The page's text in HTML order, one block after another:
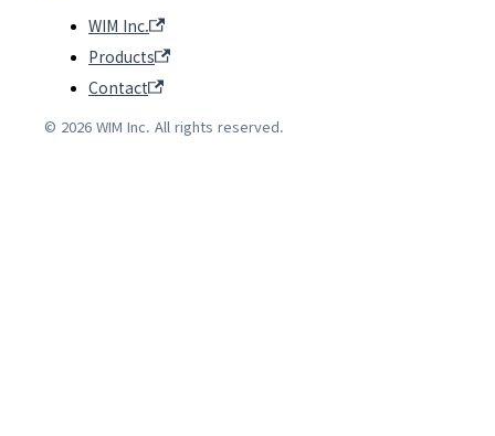
WIM Inc.
Products
Contact
© 2026 WIM Inc. All rights reserved.